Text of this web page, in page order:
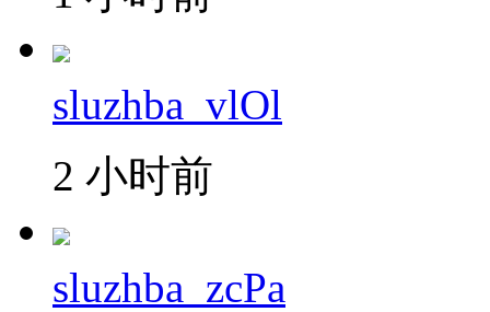
sluzhba_vlOl
2 小时前
sluzhba_zcPa